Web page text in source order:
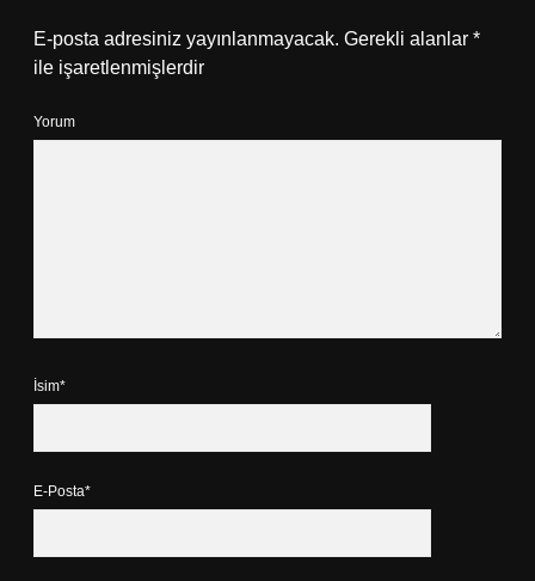
E-posta adresiniz yayınlanmayacak. Gerekli alanlar *
ile işaretlenmişlerdir
Yorum
İsim*
E-Posta*